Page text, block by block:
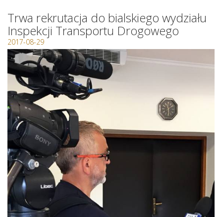
Trwa rekrutacja do bialskiego wydziału
Inspekcji Transportu Drogowego
2017-08-29